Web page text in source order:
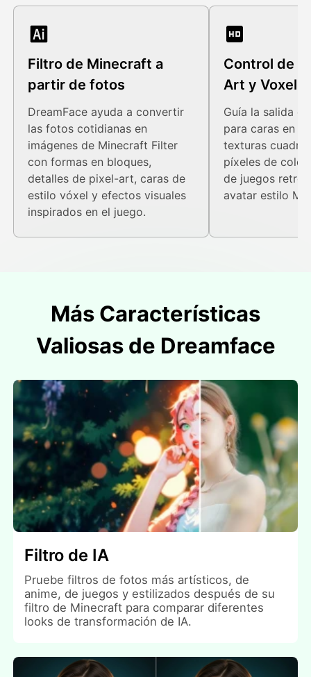
Filtro de Minecraft a
partir de fotos
DreamFace ayuda a convertir
las fotos cotidianas en
imágenes de Minecraft Filter
con formas en bloques,
detalles de pixel-art, caras de
estilo vóxel y efectos visuales
inspirados en el juego.
Control de
Art y Voxel
Guía la salida
para caras en
texturas
píxeles de
de juegos retro
avatar estilo
Más Características
Valiosas de Dreamface
Filtro de IA
Pruebe filtros de fotos más artísticos, de
anime, de juegos y estilizados después de su
filtro de Minecraft para comparar diferentes
looks de transformación de IA.